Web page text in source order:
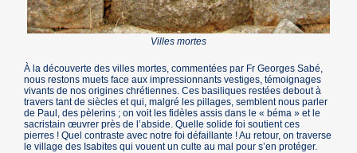
Villes mortes
À la découverte des villes mortes, commentées par Fr Georges Sabé,
nous restons muets face aux impressionnants vestiges, témoignages
vivants de nos origines chrétiennes. Ces basiliques restées debout à
travers tant de siècles et qui, malgré les pillages, semblent nous parler
de Paul, des pèlerins ; on voit les fidèles assis dans le « béma » et le
sacristain œuvrer près de l’abside. Quelle solide foi soutient ces
pierres ! Quel contraste avec notre foi défaillante ! Au retour, on traverse
le village des Isabites qui vouent un culte au mal pour s’en protéger.